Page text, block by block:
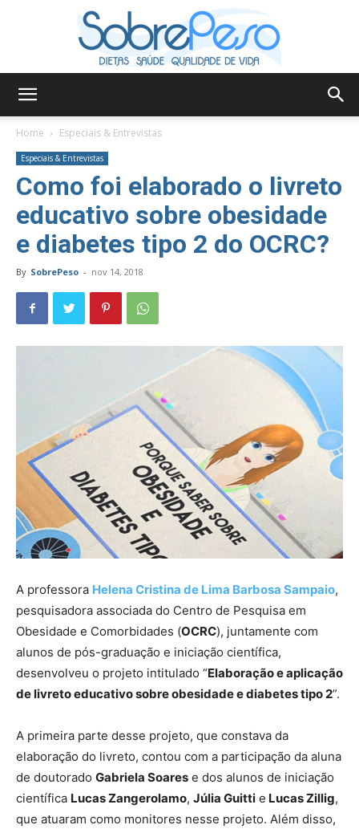
Peso
Home Especiais & Entrevistas
Especiais & Entrevistas
Como foi elaborado o livreto
educativo sobre obesidade
e diabetes tipo 2 do OCRC?
By SobrePeso - nov 14, 2018
A professora Helena Cristina de Lima Barbosa Sampaio,
pesquisadora associada do Centro de Pesquisa em
Obesidade e Comorbidades (OCRC), juntamente com
alunos de pós-graduação e iniciação científica,
desenvolveu o projeto intitulado “Elaboração e aplicação
de livreto educativo sobre obesidade e diabetes tipo 2”.
A primeira parte desse projeto, que constava da
elaboração do livreto, contou com a participação da aluna
de doutorado Gabriela Soares e dos alunos de iniciação
científica Lucas Zangerolamo, Júlia Guitti e Lucas Zillig,
que atuaram como monitores nesse projeto. Além disso,